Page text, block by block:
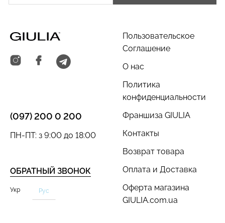
Пользовательское
Соглашение
О нас
Политика
конфиденциальности
Франшиза GIULIA
Контакты
Возврат товара
Оплата и Доставка
Оферта магазина
GIULIA.com.ua
(097) 200 0 200
ОБРАТНЫЙ ЗВОНОК
ПН-ПТ: з 9:00 до 18:00
Укр Рус
(белый) Giulia
279 грн.399 грн.
Бесшовный топ с легкой
коррекцией BRA
SHAPEWEAR nude
(бежевый) Giulia
489 грн.699 грн.